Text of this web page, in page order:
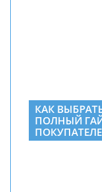
КАК
ПОЛНЫЙ